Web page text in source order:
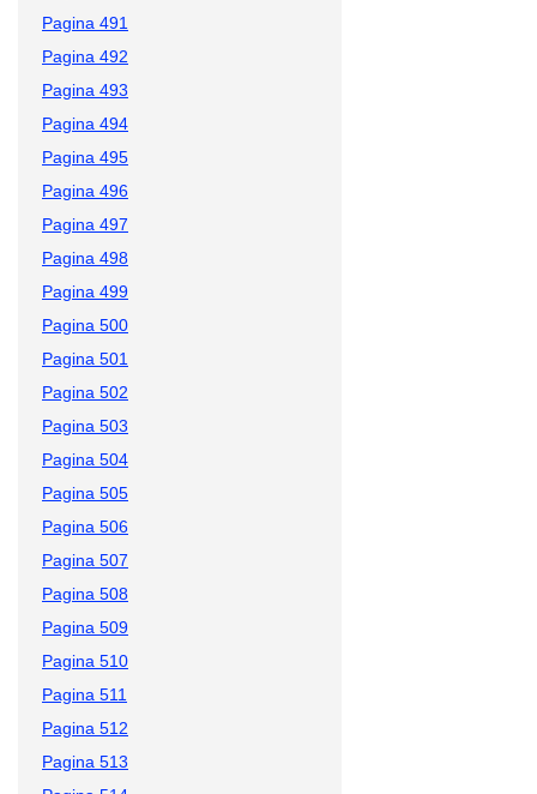
Pagina 491
Pagina 492
Pagina 493
Pagina 494
Pagina 495
Pagina 496
Pagina 497
Pagina 498
Pagina 499
Pagina 500
Pagina 501
Pagina 502
Pagina 503
Pagina 504
Pagina 505
Pagina 506
Pagina 507
Pagina 508
Pagina 509
Pagina 510
Pagina 511
Pagina 512
Pagina 513